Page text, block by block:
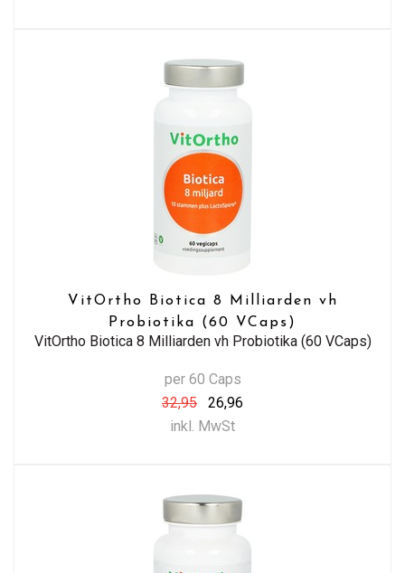
VitOrtho Biotica 8 Milliarden vh
Probiotika (60 VCaps)
VitOrtho Biotica 8 Milliarden vh Probiotika (60 VCaps)
per 60 Caps
32,95
26,96
inkl. MwSt